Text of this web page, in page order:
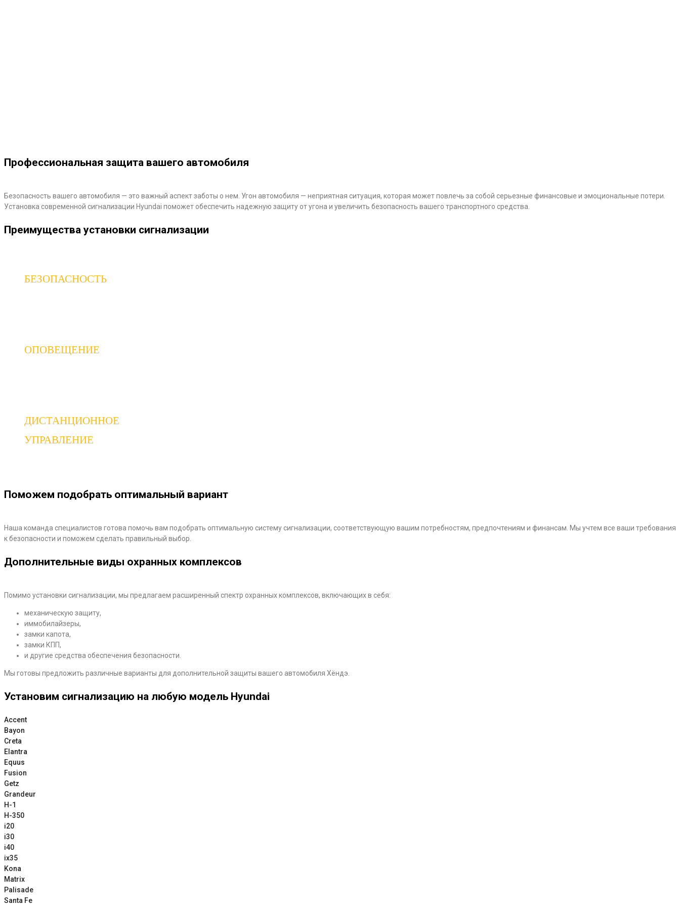
Профессиональная защита вашего автомобиля
Безопасность вашего автомобиля — это важный аспект заботы о нем. Угон автомобиля — неприятная ситуация, которая может повлечь за собой серьезные финансовые и эмоциональные потери.
Установка современной сигнализации Hyundai поможет обеспечить надежную защиту от угона и увеличить безопасность вашего транспортного средства.
Преимущества установки сигнализации
БЕЗОПАСНОСТЬ
ОПОВЕЩЕНИЕ
ДИСТАНЦИОННОЕ
УПРАВЛЕНИЕ
Поможем подобрать оптимальный вариант
Наша команда специалистов готова помочь вам подобрать оптимальную систему сигнализации, соответствующую вашим потребностям, предпочтениям и финансам. Мы учтем все ваши требования
к безопасности и поможем сделать правильный выбор.
Дополнительные виды охранных комплексов
Помимо установки сигнализации, мы предлагаем расширенный спектр охранных комплексов, включающих в себя:
механическую защиту,
иммобилайзеры,
замки капота,
замки КПП,
и другие средства обеспечения безопасности.
Мы готовы предложить различные варианты для дополнительной защиты вашего автомобиля Хёндэ.
Установим сигнализацию на любую модель Hyundai
Accent
Bayon
Creta
Elantra
Equus
Fusion
Getz
Grandeur
H-1
H-350
i20
i30
i40
ix35
Kona
Matrix
Palisade
Santa Fe